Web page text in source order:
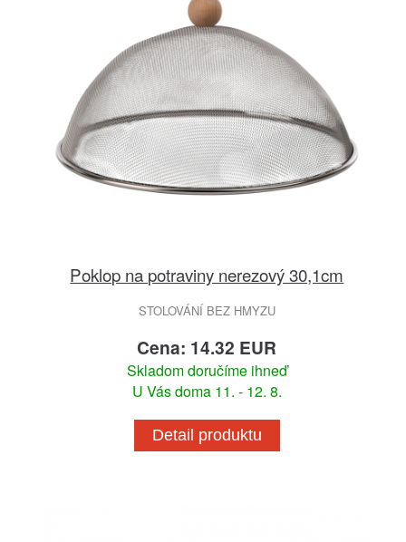
Poklop na potraviny nerezový 30,1cm
STOLOVÁNÍ BEZ HMYZU
Cena: 14.32 EUR
Skladom doručíme ihneď
U Vás doma 11. - 12. 8.
Detail produktu